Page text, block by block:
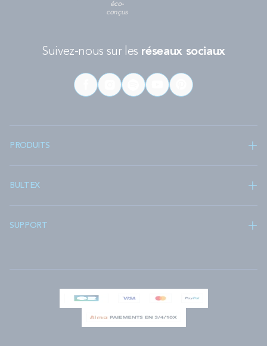
éco-
conçus
Suivez-nous sur les réseaux sociaux
PRODUITS
BULTEX
SUPPORT